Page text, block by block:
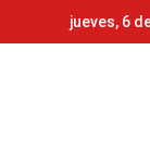
jueves, 6